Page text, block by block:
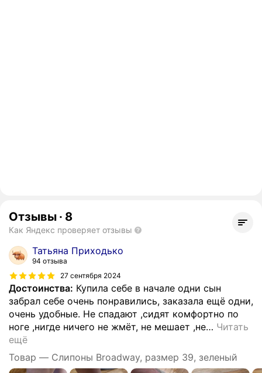
Отзывы · 8
Как Яндекс проверяет отзывы
Татьяна Приходько
94 отзыва
27 сентября 2024
Достоинства: Купила себе в начале одни сын
забрал себе очень понравились, заказала ещё одни,
очень удобные. Не спадают ,сидят комфортно по
ноге ,нигде ничего не жмёт, не мешает ,не… Читать
ещё
Товар — Слипоны Broadway, размер 39, зеленый